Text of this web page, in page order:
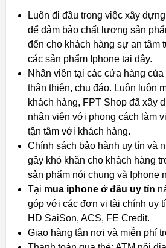
Luôn đi đầu trong việc xây
để đảm bảo chất lượng sản
đến cho khách hàng sự an tâm
các sản phẩm Iphone tại đây.
Nhân viên tại các cửa hàng
thân thiện, chu đáo. Luôn luôn
khách hàng, FPT Shop đã xây
nhân viên với phong cách làm
tận tâm với khách hàng.
Chính sách bảo hành uy tín và
gây khó khăn cho khách hàng
sản phẩm nói chung và Iphone
Tại mua iphone ở đâu uy tín
góp với các đơn vị tài chính uy
HD SaiSon, ACS, FE Credit.
Giao hàng tận nơi và miễn phí